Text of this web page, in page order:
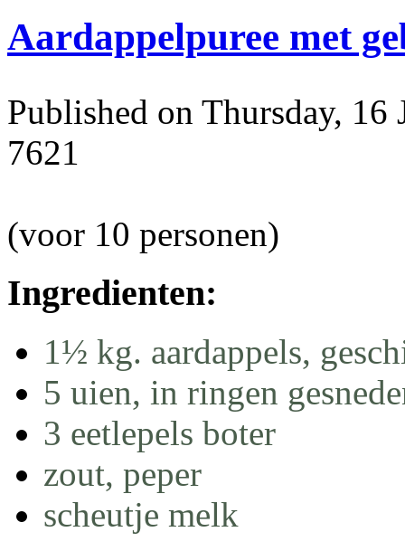
Aardappelpuree met
Published on Thursday,
7621
(voor 10 personen)
Ingredienten:
1½ kg. aardappels,
5 uien, in ringen
3 eetlepels boter
zout, peper
scheutje melk